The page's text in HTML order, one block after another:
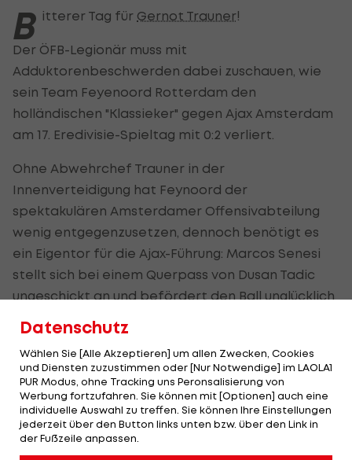
B itterer Tag für Gernot Trauner!
Der ÖFB-Legionär muss mit
Adduktorenbeschwerden dabei zuschauen, wie
sein Team Feyenoord Rotterdam den
holländischen "Klassieker" gegen Ajax Amsterdam
am 17. Eredivisie-Spieltag mit 0:2 verliert.
Ohne Abwehrchef Trauner in der
Innenverteidigung hat Feynoord der
spektakulären Amsterdamer Offensivabteilung
wenig entgegenzusetzen, dennoch benötigt es
ein Eigentor für die Ajax-Führung: Marcos Senesi
stellt sich bei einem Querpass von Dusan Tadic
ungeschickt an und befördert den Ball unglücklich
Für die Vorentscheidung sorgt schließlich ein
Elfmeterfoul von Arsenal-Leihgabe Reiss Nelson
an Devyne Rensch. Tadic verwertet vom Punkt
trocken zum 2:0-Endstand (80.).
Ajax Amsterdam erobert mit nun 39 Punkten
Datenschutz
Wählen Sie [Alle Akzeptieren] um allen Zwecken, Cookies
und Diensten zuzustimmen oder [Nur Notwendige] im LAOLA1
PUR Modus, ohne Tracking uns Peronsalisierung von
Werbung fortzufahren. Sie können mit [Optionen] auch eine
individuelle Auswahl zu treffen. Sie können Ihre Einstellungen
jederzeit über den Button links unten bzw. über den Link in
der Fußzeile anpassen.